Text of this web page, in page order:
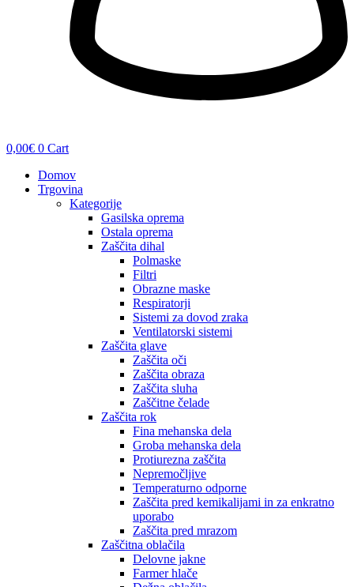
0,00€ 0 Cart
Domov
Trgovina
Kategorije
Gasilska oprema
Ostala oprema
Zaščita dihal
Polmaske
Filtri
Obrazne maske
Respiratorji
Sistemi za dovod zraka
Ventilatorski sistemi
Zaščita glave
Zaščita oči
Zaščita obraza
Zaščita sluha
Zaščitne čelade
Zaščita rok
Fina mehanska dela
Groba mehanska dela
Protiurezna zaščita
Nepremočljive
Temperaturno odporne
Zaščita pred kemikalijami in za enkratno
uporabo
Zaščita pred mrazom
Zaščitna oblačila
Delovne jakne
Farmer hlače